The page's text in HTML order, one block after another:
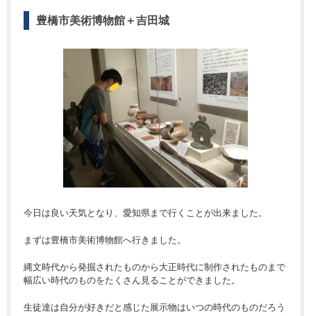
豊橋市美術博物館＋吉田城
今日は良い天気となり、愛知県まで行くことが出来ました。
まずは豊橋市美術博物館へ行きました。
縄文時代から発掘されたものから大正時代に制作されたものまで
幅広い時代のものをたくさん見ることができました。
生徒達は自分が好きだと感じた展示物はいつの時代のものだろう